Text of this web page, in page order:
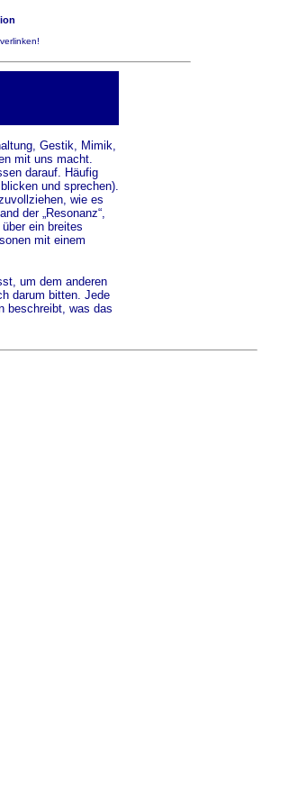
Gestik, Mimik,
mit uns macht.
darauf. Häufig
und sprechen).
wie es
der „Resonanz“,
ein breites
mit einem
um dem anderen
darum bitten. Jede
beschreibt, was das